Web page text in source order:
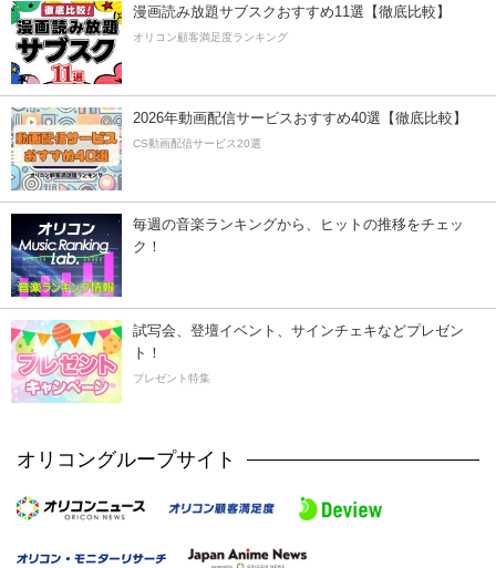
漫画読み放題サブスクおすすめ11選【徹底比較】
オリコン顧客満足度ランキング
2026年動画配信サービスおすすめ40選【徹底比較】
CS動画配信サービス20選
毎週の音楽ランキングから、ヒットの推移をチェッ
ク！
試写会、登壇イベント、サインチェキなどプレゼン
ト！
プレゼント特集
オリコングループサイト